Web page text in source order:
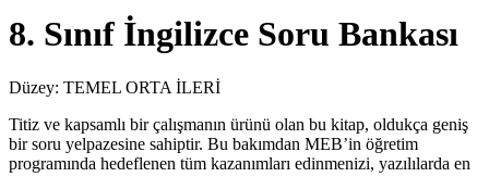
8. Sınıf İngilizce Soru Bankası
Düzey: TEMEL ORTA İLERİ
Titiz ve kapsamlı bir çalışmanın ürünü olan bu kitap, oldukça geniş
bir soru yelpazesine sahiptir. Bu bakımdan MEB’in öğretim
programında hedeflenen tüm kazanımları edinmenizi, yazılılarda en